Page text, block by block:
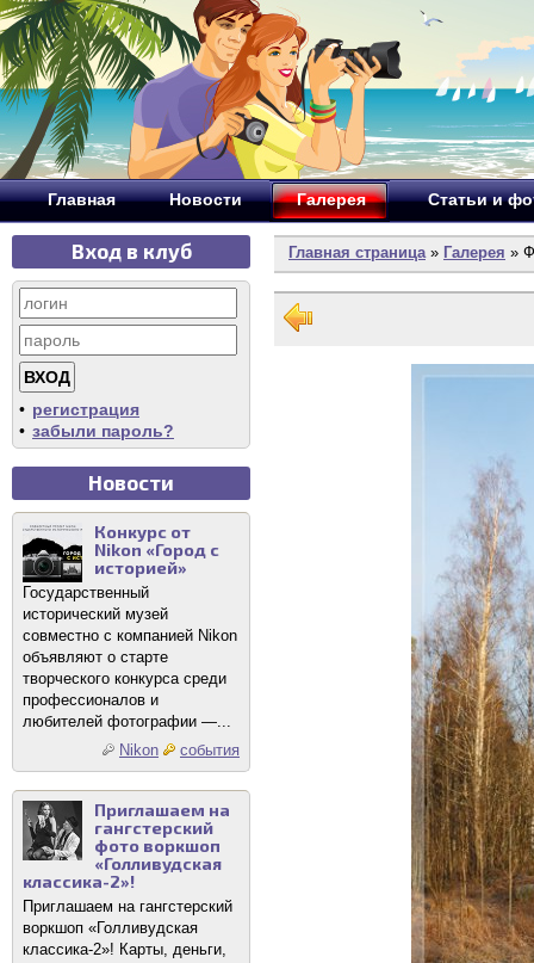
Главная Новости Галерея Статьи и
Вход в клуб
• регистрация
• забыли пароль?
Новости
Конкурс от
Nikon «Город с
историей»
Государственный
исторический музей
совместно с компанией Nikon
объявляют о старте
творческого конкурса среди
профессионалов и
любителей фотографии —...
Nikon
события
Приглашаем на
гангстерский
фото воркшоп
«Голливудская
классика-2»!
Приглашаем на гангстерский
воркшоп «Голливудская
классика-2»! Карты, деньги,
Главная страница» Галерея »